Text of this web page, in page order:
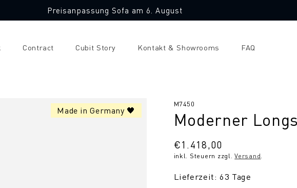
Preisanpassung Sofa am 6. August
Contract Cubit Story Kontakt & Showrooms FAQ
Made in Germany 🖤
SKU:
M7450
Moderner
Normaler
Preis
€1.418,00
inkl. Steuern zzgl.Versand.
Lieferzeit: 63 Tage